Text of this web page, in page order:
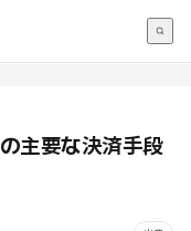
主要な決済手段